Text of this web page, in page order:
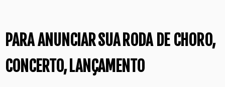
PARA ANUNCIARSUA RODA DE CHORO,
CONCERTO, LANÇAMENTO